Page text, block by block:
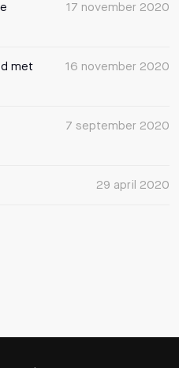
17 november 2020
16 november 2020
met
7 september 2020
29 april 2020